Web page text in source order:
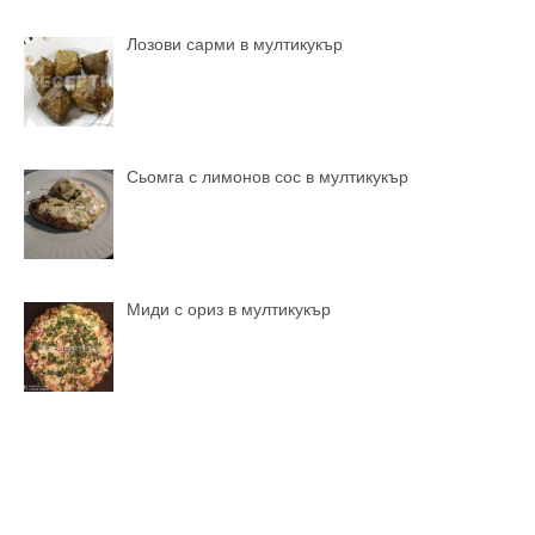
Лозови сарми в мултикукър
Сьомга с лимонов сос в мултикукър
Миди с ориз в мултикукър